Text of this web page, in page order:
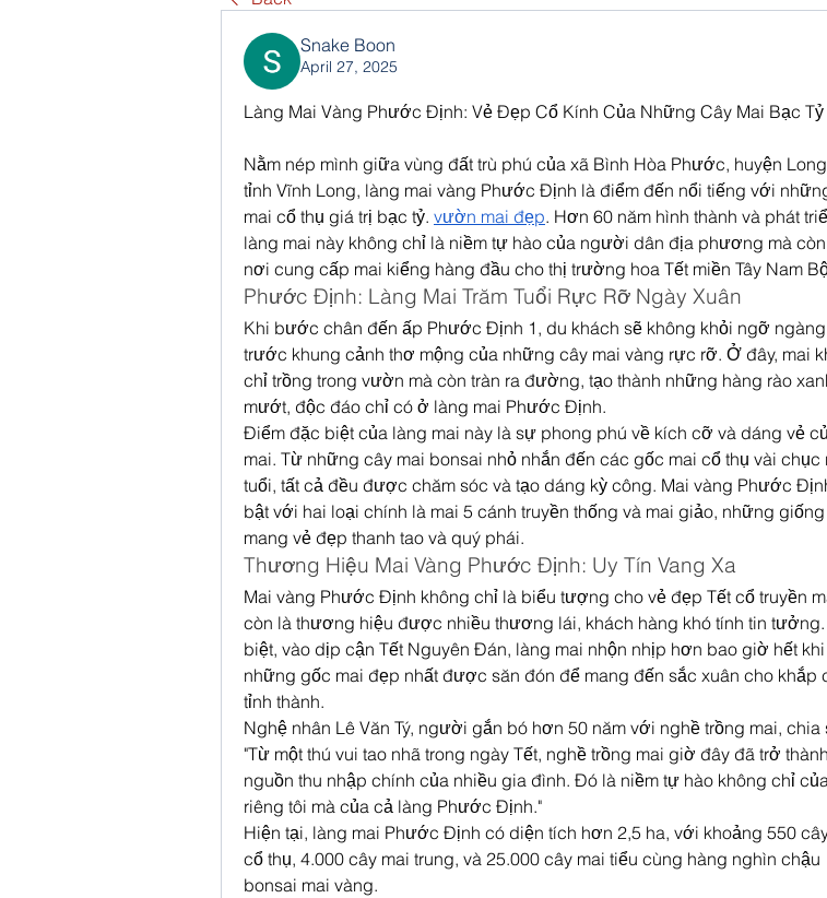
Snake Boon
April 27, 2025
Làng Mai Vàng Phước Định: Vẻ Đẹp Cổ Kính Của Những Cây Mai Bạc Tỷ
Nằm nép mình giữa vùng đất trù phú của xã Bình Hòa Phước, huyện
tỉnh Vĩnh Long, làng mai vàng Phước Định là điểm đến nổi tiếng với
mai cổ thụ giá trị bạc tỷ. vườn mai đẹp. Hơn 60 năm hình thành và phát
làng mai này không chỉ là niềm tự hào của người dân địa phương mà
nơi cung cấp mai kiểng hàng đầu cho thị trường hoa Tết miền Tây Nam
Phước Định: Làng Mai Trăm Tuổi Rực Rỡ Ngày Xuân
Khi bước chân đến ấp Phước Định 1, du khách sẽ không khỏi ngỡ ngàng
trước khung cảnh thơ mộng của những cây mai vàng rực rỡ. Ở đây, mai
chỉ trồng trong vườn mà còn tràn ra đường, tạo thành những hàng rào
mướt, độc đáo chỉ có ở làng mai Phước Định.
Điểm đặc biệt của làng mai này là sự phong phú về kích cỡ và dáng vẻ
mai. Từ những cây mai bonsai nhỏ nhắn đến các gốc mai cổ thụ vài chục
tuổi, tất cả đều được chăm sóc và tạo dáng kỳ công. Mai vàng Phước
bật với hai loại chính là mai 5 cánh truyền thống và mai giảo, những
mang vẻ đẹp thanh tao và quý phái.
Thương Hiệu Mai Vàng Phước Định: Uy Tín Vang Xa
Mai vàng Phước Định không chỉ là biểu tượng cho vẻ đẹp Tết cổ truyền
còn là thương hiệu được nhiều thương lái, khách hàng khó tính tin
biệt, vào dịp cận Tết Nguyên Đán, làng mai nhộn nhịp hơn bao giờ hết khi
những gốc mai đẹp nhất được săn đón để mang đến sắc xuân cho khắp
tỉnh thành.
Nghệ nhân Lê Văn Tý, người gắn bó hơn 50 năm với nghề trồng mai, chia
"Từ một thú vui tao nhã trong ngày Tết, nghề trồng mai giờ đây đã trở thành
nguồn thu nhập chính của nhiều gia đình. Đó là niềm tự hào không chỉ
riêng tôi mà của cả làng Phước Định."
Hiện tại, làng mai Phước Định có diện tích hơn 2,5 ha, với khoảng 550
cổ thụ, 4.000 cây mai trung, và 25.000 cây mai tiểu cùng hàng nghìn chậu
bonsai mai vàng.